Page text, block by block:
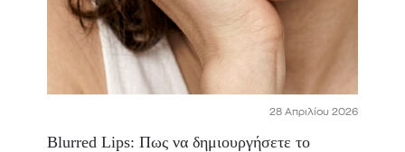
28 Απριλίου 2026
Blurred Lips: Πως να δημιουργήσετε το